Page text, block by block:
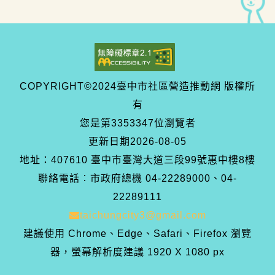
COPYRIGHT©2024臺中市社區營造推動網 版權所
有
您是第3353347位瀏覽者
更新日期 2026-08-05
地址：407610 臺中市臺灣大道三段99號惠中樓8樓
聯絡電話︰市政府總機 04-22289000、04-
22289111
taichungcity3@gmail.com
建議使用 Chrome、Edge、Safari、Firefox 瀏覽
器，螢幕解析度建議 1920 X 1080 px